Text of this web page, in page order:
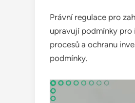
Právní regulace pro
upravují podmínky pro
procesů a ochranu
podmínky.